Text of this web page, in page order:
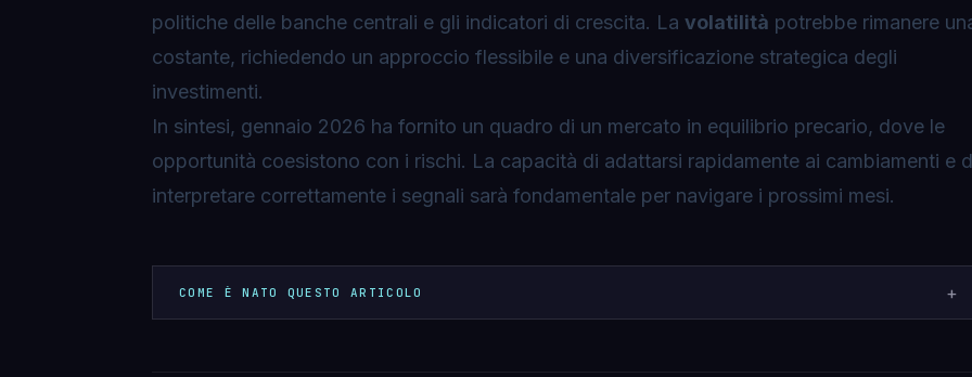
politiche delle banche centrali e gli indicatori di crescita. La volatilità potrebbe rimanere
costante, richiedendo un approccio flessibile e una diversificazione strategica degli
investimenti.
In sintesi, gennaio 2026 ha fornito un quadro di un mercato in equilibrio precario, dove le
opportunità coesistono con i rischi. La capacità di adattarsi rapidamente ai cambiamenti e
interpretare correttamente i segnali sarà fondamentale per navigare i prossimi mesi.
COME È NATO QUESTO ARTICOLO +